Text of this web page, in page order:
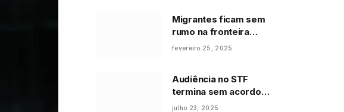
Migrantes ficam sem
rumo na fronteira
México-EUA
fevereiro 25, 2025
Audiência no STF
termina sem acordo
sobre IOF
julho 23, 2025